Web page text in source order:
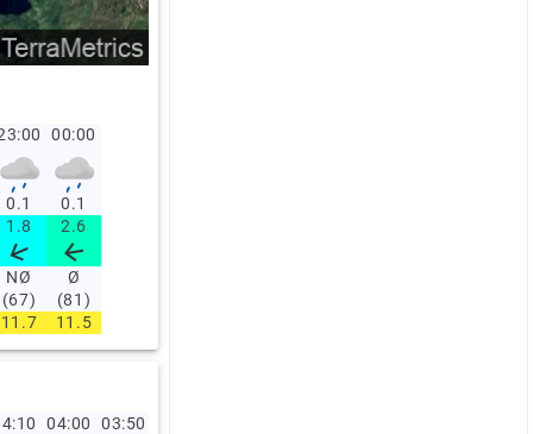
00:00
0.1
0.1
1.8 2.6
NØ
(67)
Ø
(81)
11.7 11.5
04:00 03:50